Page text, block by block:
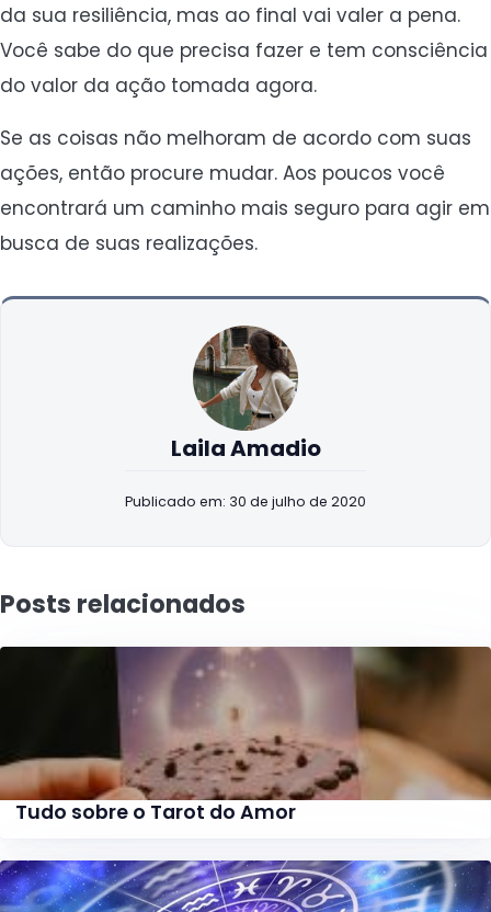
da sua resiliência, mas ao final vai valer a pena.
Você sabe do que precisa fazer e tem consciência
do valor da ação tomada agora.
Se as coisas não melhoram de acordo com suas
ações, então procure mudar. Aos poucos você
encontrará um caminho mais seguro para agir em
busca de suas realizações.
Laila Amadio
Publicado em: 30 de julho de 2020
Posts relacionados
Tudo sobre o Tarot do Amor